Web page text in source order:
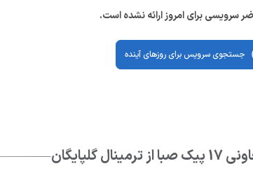
سرویسی برای امروز ارائه نشده است.
جستجوی سرویس برای روزهای آینده
گلپایگان